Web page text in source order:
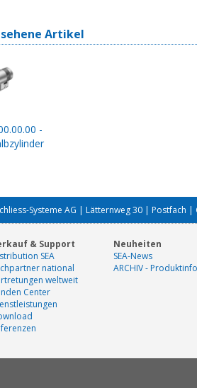
Artikel
-
Systeme AG | Lätternweg 30 | Postfach
& Support
SEA
national
weltweit
Center
Neuheiten
SEA-News
ARCHIV -